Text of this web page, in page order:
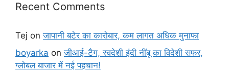
Recent Comments
Tej onजापानी बटेर का कारोबार, कम लागत अधिक मुनाफा
boyarka onजीआई-टैग, स्वदेशी इंदी नींबू का विदेशी सफर,
ग्लोबल बाजार में नई पहचान!